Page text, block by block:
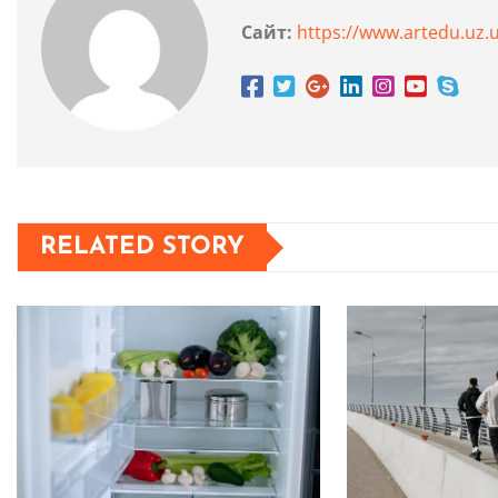
Сайт: https://
RELATED STORY